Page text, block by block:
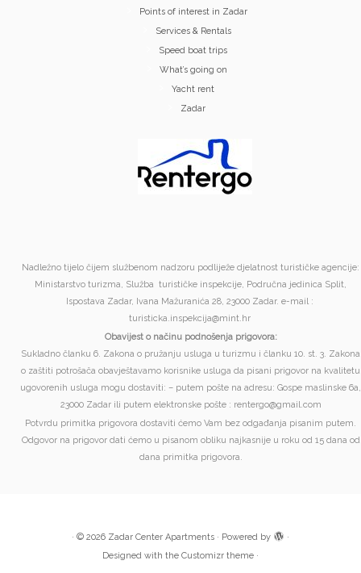
Points of interest in Zadar
Services & Rentals
Speed boat trips
What’s going on
Yacht rent
Zadar
Nadležno tijelo čijem službenom nadzoru podliježe djelatnost turističke agencije:
Ministarstvo turizma, Služba turističke inspekcije, Područna jedinica Split,
Ispostava Zadar, Ivana Mažuranića 28, 23000 Zadar. e-mail :
turisticka.inspekcija@mint.hr
Obavijest o načinu podnošenja prigovora:
Sukladno članku 6. Zakona o pružanju usluga u turizmu i članku 10. st. 3. Zakona
o zaštiti potrošača obavještavamo korisnike usluga da pisani prigovor na kvalitetu
ugovorenih usluga mogu dostaviti: – putem pošte na adresu: Gospe maslinske 6a,
23000 Zadar ili putem elektronske pošte : rentergo@gmail.com
Potvrdu primitka prigovora dostaviti ćemo Vam bez odgađanja pisanim putem.
Odgovor na prigovor dati ćemo u pisanom obliku najkasnije u roku od 15 dana od
dana primitka prigovora.
· © 2026 Zadar Center Apartments · Powered by
·
Designed with the Customizr theme ·